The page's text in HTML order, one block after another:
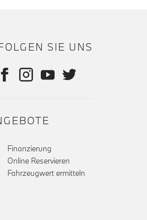
SIE UNS
Finanzierung
Online Reservieren
Fahrzeugwert ermitteln